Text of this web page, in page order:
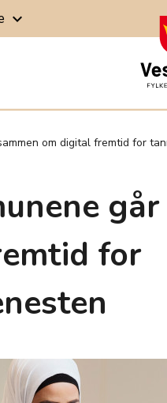
keyboard_arrow_down
om digital fremtid for
for